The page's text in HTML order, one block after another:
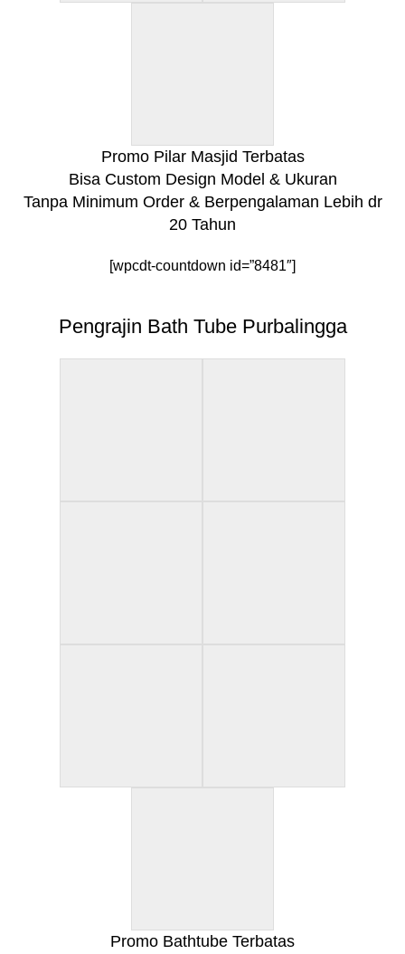
Promo Pilar Masjid Terbatas
Bisa Custom Design Model & Ukuran
Tanpa Minimum Order & Berpengalaman Lebih dr
20 Tahun
[wpcdt-countdown id=”8481″]
Pengrajin Bath Tube Purbalingga
Promo Bathtube Terbatas